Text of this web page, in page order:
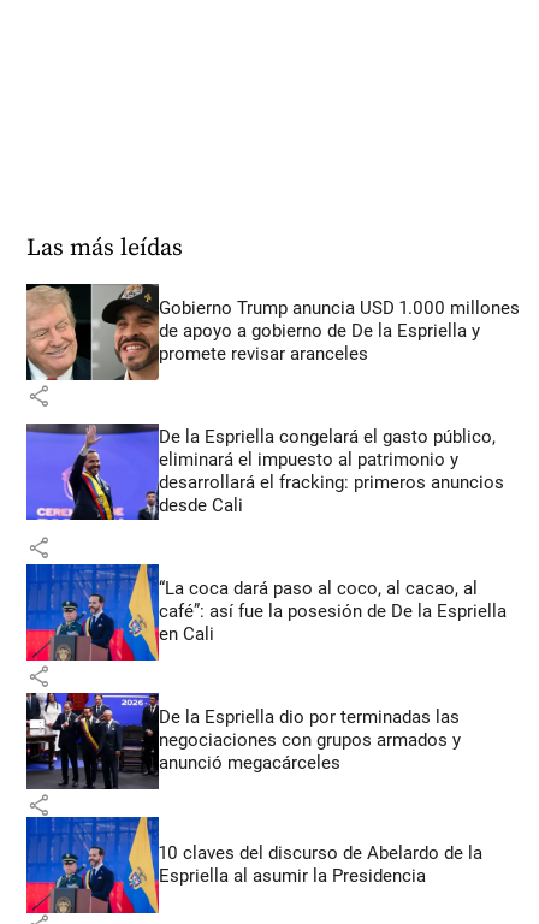
Las más leídas
Gobierno Trump anuncia USD 1.000 millones
de apoyo a gobierno de De la Espriella y
promete revisar aranceles
share
De la Espriella congelará el gasto público,
eliminará el impuesto al patrimonio y
desarrollará el fracking: primeros anuncios
desde Cali
share
“La coca dará paso al coco, al cacao, al
café”: así fue la posesión de De la Espriella
en Cali
share
De la Espriella dio por terminadas las
negociaciones con grupos armados y
anunció megacárceles
share
10 claves del discurso de Abelardo de la
Espriella al asumir la Presidencia